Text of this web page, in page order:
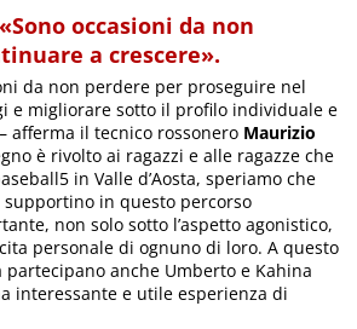
occasioni da non
a crescere».
da non perdere per proseguire nel
e migliorare sotto il profilo individuale e
afferma il tecnico rossonero Maurizio
è rivolto ai ragazzi e alle ragazze che
in Valle d’Aosta, speriamo che
in questo percorso
non solo sotto l’aspetto agonistico,
personale di ognuno di loro. A questo
anche Umberto e Kahina
interessante e utile esperienza di